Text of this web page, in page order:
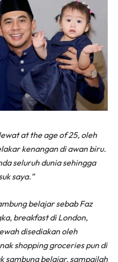
at the age of 25, oleh
kenangan di awan biru.
seluruh dunia sehingga
saya.”
belajar sebab Faz
breakfast di London,
disediakan oleh
shopping groceries pun di
sambung belajar, sampailah